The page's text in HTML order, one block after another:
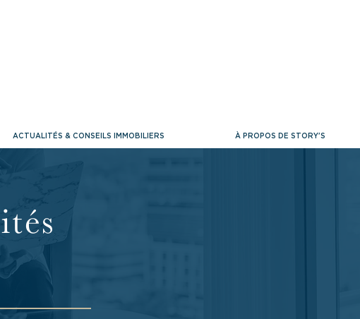
ACTUALITÉS & CONSEILS IMMOBILIERS À PROPOS DE STORY'S